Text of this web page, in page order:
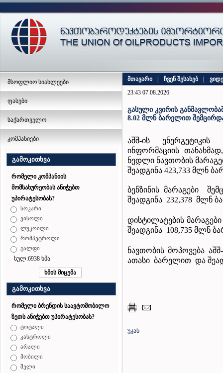
მსოფლიო სიახლეები
ფასები
საქართველო
კომპანიები
გამოკითხვა
რომელი კომპანიის
მომსახურეობას ანიჭებთ
უპირატესობას?
სოკარი
ვისოლი
ლუკოილი
რომპეტროლი
გალფი
სულ:6938 ხმა
გამოკითხვა
რომელი ბრენდის საავტომობილო
ზეთს ანიჭებთ უპირატესობას?
ტოტალი
კასტროლი
არალი
მობილი
შელი
მთავარი ჩვენ შესახებ
23:43 07.08.2026
გასული კვირის
8.02 მლნ ბარელით
აშშ-ის
ინფორმაციის
ნედლი ნავთობის
შეადგინა 423,733 მლნ
ბენზინის მარაგები
შეადგინა 232,378 მლნ
დისტილატების
შეადგინა 108,735 მლნ
ნავთობის მოპოვება
ათასი ბარელით და
უკან